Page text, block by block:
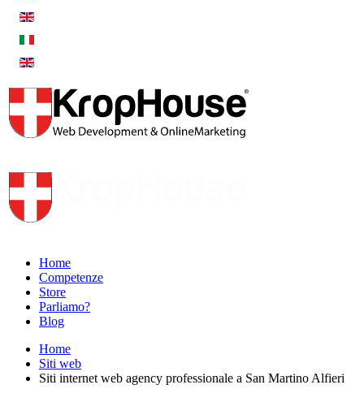
Home
Competenze
Store
Parliamo?
Blog
Home
Siti web
Siti internet web agency professionale a San Martino Alfieri